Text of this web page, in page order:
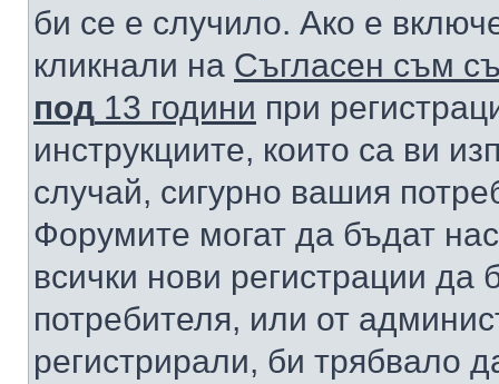
би се е случило. Ако е
кликнали на Съгласен съм
под 13 години при
инструкциите, които са ви
случай, сигурно вашия
Форумите могат да бъдат
всички нови регистрации да
потребителя, или от
регистрирали, би трябвало